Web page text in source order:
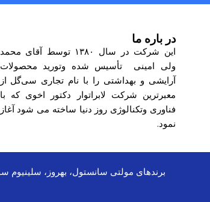
در باره ما
این شرکت در سال ۱۳۸۰ توسط آقای محمد
ولی امینی تأسیس شده وتورید محصولات
آرایشی و بهداشتی را با نام تجاری سی‌گل از
معبرترین شرکت لابراتوار دکتور اخوی که با
فناوری وتکنالوژی روز دنیا ساخته می شود آغاز
نمود.